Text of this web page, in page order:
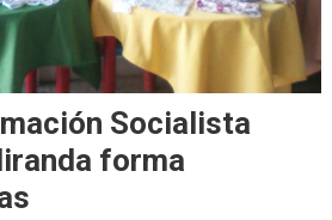
Socialista
forma